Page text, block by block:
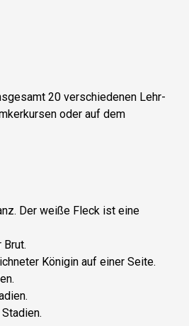
20 verschiedenen Lehr-
oder auf dem
Der weiße Fleck ist eine
Königin auf einer Seite.